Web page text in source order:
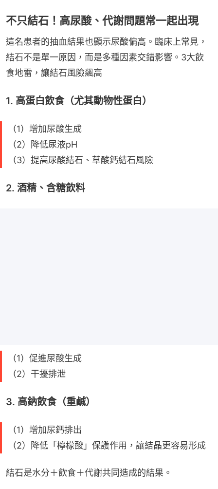
不只結石！高尿酸、代謝問題常一起出現
這名患者的抽血結果也顯示尿酸偏高。臨床上常見，
結石不是單一原因，而是多種因素交錯影響。3大飲
食地雷，讓結石風險飆高
1. 高蛋白飲食（尤其動物性蛋白）
（1）增加尿酸生成
（2）降低尿液pH
（3）提高尿酸結石、草酸鈣結石風險
2. 酒精、含糖飲料
（1）促進尿酸生成
（2）干擾排泄
3. 高鈉飲食（重鹹）
（1）增加尿鈣排出
（2）降低「檸檬酸」保護作用，讓結晶更容易形成
結石是水分＋飲食＋代謝共同造成的結果。